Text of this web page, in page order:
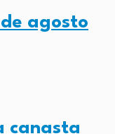
agosto
canasta